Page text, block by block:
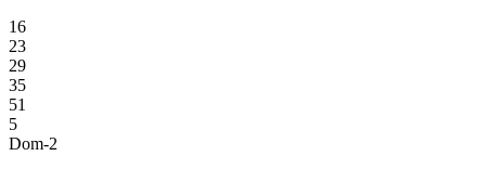
16
23
29
35
51
5
Dom-2